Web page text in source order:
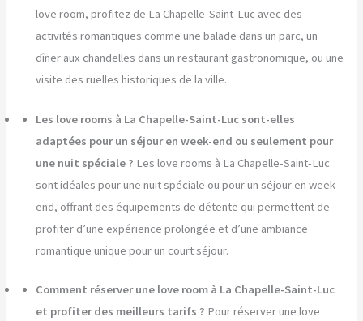
love room, profitez de La Chapelle-Saint-Luc avec des
activités romantiques comme une balade dans un parc, un
dîner aux chandelles dans un restaurant gastronomique, ou une
visite des ruelles historiques de la ville.
Les love rooms à La Chapelle-Saint-Luc sont-elles
adaptées pour un séjour en week-end ou seulement pour
une nuit spéciale ? Les love rooms à La Chapelle-Saint-Luc
sont idéales pour une nuit spéciale ou pour un séjour en week-
end, offrant des équipements de détente qui permettent de
profiter d’une expérience prolongée et d’une ambiance
romantique unique pour un court séjour.
Comment réserver une love room à La Chapelle-Saint-Luc
et profiter des meilleurs tarifs ? Pour réserver une love